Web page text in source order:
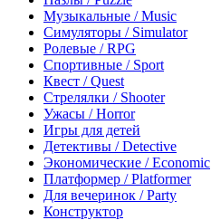
Музыкальные / Music
Симуляторы / Simulator
Ролевые / RPG
Спортивные / Sport
Квест / Quest
Стрелялки / Shooter
Ужасы / Horror
Игры для детей
Детективы / Detective
Экономические / Economic
Платформер / Platformer
Для вечеринок / Party
Конструктор